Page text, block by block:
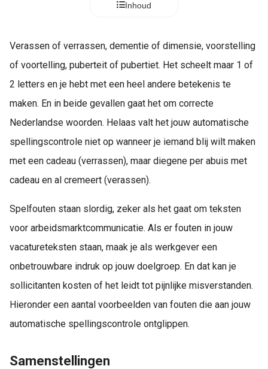
Inhoud
Verassen of verrassen, dementie of dimensie, voorstelling
of voortelling, puberteit of pubertiet. Het scheelt maar 1 of
2 letters en je hebt met een heel andere betekenis te
maken. En in beide gevallen gaat het om correcte
Nederlandse woorden. Helaas valt het jouw automatische
spellingscontrole niet op wanneer je iemand blij wilt maken
met een cadeau (verrassen), maar diegene per abuis met
cadeau en al cremeert (verassen).
Spelfouten staan slordig, zeker als het gaat om teksten
voor arbeidsmarktcommunicatie. Als er fouten in jouw
vacatureteksten staan, maak je als werkgever een
onbetrouwbare indruk op jouw doelgroep. En dat kan je
sollicitanten kosten of het leidt tot pijnlijke misverstanden.
Hieronder een aantal voorbeelden van fouten die aan jouw
automatische spellingscontrole ontglippen.
Samenstellingen